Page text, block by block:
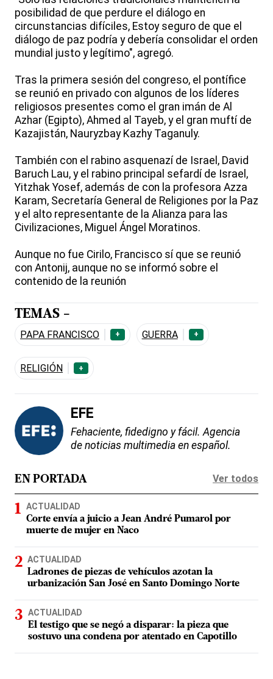
posibilidad de que perdure el diálogo en
circunstancias difíciles, Estoy seguro de que el
diálogo de paz podría y debería consolidar el orden
mundial justo y legítimo", agregó.
Tras la primera sesión del congreso, el pontífice
se reunió en privado con algunos de los líderes
religiosos presentes como el gran imán de Al
Azhar (Egipto), Ahmed al Tayeb, y el gran muftí de
Kazajistán, Nauryzbay Kazhy Taganuly.
También con el rabino asquenazí de Israel, David
Baruch Lau, y el rabino principal sefardí de Israel,
Yitzhak Yosef, además de con la profesora Azza
Karam, Secretaría General de Religiones por la Paz
y el alto representante de la Alianza para las
Civilizaciones, Miguel Ángel Moratinos.
Aunque no fue Cirilo, Francisco sí que se reunió
con Antonij, aunque no se informó sobre el
contenido de la reunión
TEMAS -
PAPA FRANCISCO + GUERRA +
RELIGIÓN +
EFE
Fehaciente, fidedigno y fácil. Agencia
de noticias multimedia en español.
EN PORTADA Ver todos
ACTUALIDAD
Corte envía a juicio a Jean André Pumarol por
muerte de mujer en Naco
ACTUALIDAD
Ladrones de piezas de vehículos azotan la
urbanización San José en Santo Domingo Norte
ACTUALIDAD
El testigo que se negó a disparar: la pieza que
sostuvo una condena por atentado en Capotillo